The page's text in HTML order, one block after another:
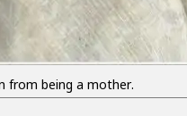
from being a mother.